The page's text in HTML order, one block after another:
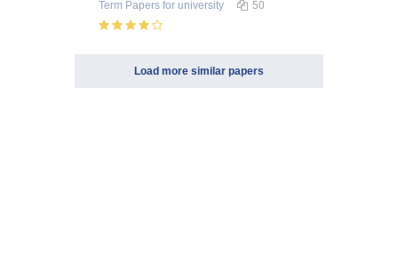
Term Papers for university 50
Load more similar papers